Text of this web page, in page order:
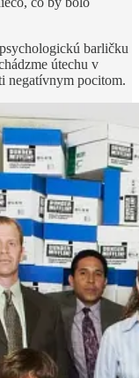
barličku
útechu v
negatívnym pocitom.